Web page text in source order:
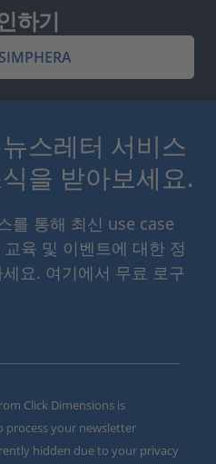
하기
SIMPHERA
스레터 서비스
을 받아보세요.
를 통해 최신 use case
육 및 이벤트에 대한 정
요. 여기에서 무료 로구
Click Dimensions is
process your newsletter
hidden due to your privacy